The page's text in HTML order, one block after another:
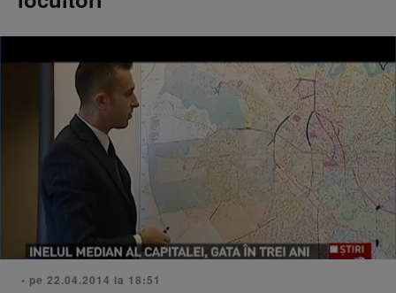
• pe 22.04.2014 la 18:51